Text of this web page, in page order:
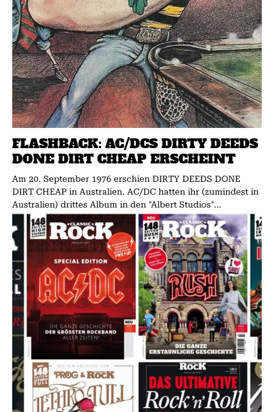
FLASHBACK: AC/DCS DIRTY DEEDS
DONE DIRT CHEAP ERSCHEINT
Am 20. September 1976 erschien DIRTY DEEDS DONE
DIRT CHEAP in Australien. AC/DC hatten ihr (zumindest in
Australien) drittes Album in den "Albert Studios"...